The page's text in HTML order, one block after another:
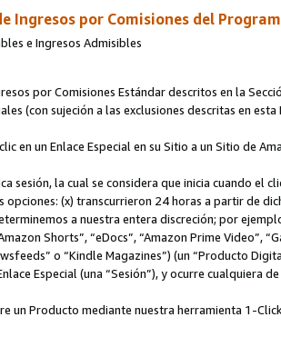
Ingresos por Comisiones del
e Ingresos Admisibles
por Comisiones Estándar descritos en la
(con sujeción a las exclusiones descritas en
en un Enlace Especial en su Sitio a un Sitio de
sesión, la cual se considera que inicia cuando el
opciones: (x) transcurrieron 24 horas a partir de
a nuestra entera discreción; por
Shorts”, “eDocs”, “Amazon Prime Video”,
o “Kindle Magazines”) (un “Producto
Especial (una “Sesión”), y ocurre cualquiera
un Producto mediante nuestra herramienta 1-